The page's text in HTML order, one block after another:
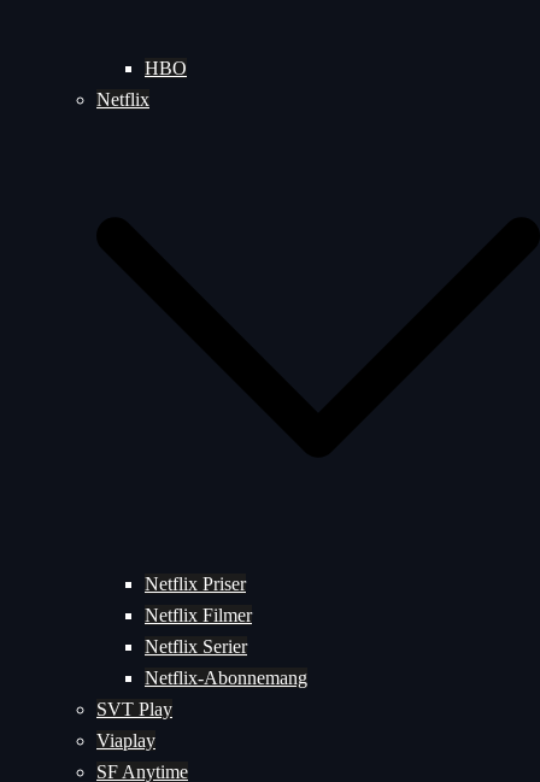
HBO
Netflix
Netflix Priser
Netflix Filmer
Netflix Serier
Netflix-Abonnemang
SVT Play
Viaplay
SF Anytime